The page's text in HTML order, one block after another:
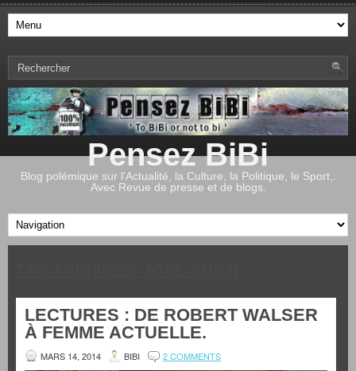
Pensez BiBi
Blog polémique sur l'Actualité, la Culture, la Politique, le Sport,.
Avec Revue de presse et de blogs.
LECTURES : DE ROBERT WALSER
À FEMME ACTUELLE.
MARS 14, 2014 BIBI 2 COMMENTS